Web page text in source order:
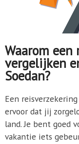
Waarom een
vergelijken
Soedan?
Een
ervoor dat jij
land. Je bent goed
vakantie iets